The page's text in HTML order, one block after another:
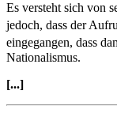
Es versteht sich von
jedoch, dass der
eingegangen, dass
Nationalismus.
[...]